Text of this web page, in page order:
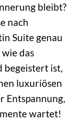
bleibt?
nach
Suite genau
wie das
ist,
luxuriösen
Entspannung,
wartet!